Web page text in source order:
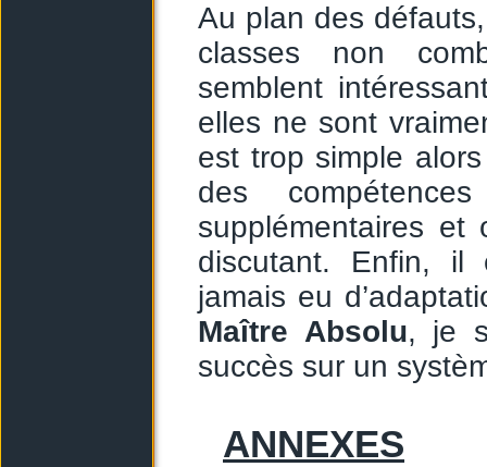
Au plan des
classes non
semblent
elles ne sont
est trop simple
des
supplémentaires
discutant. Enfin, il
jamais eu
Maître Absolu, je
succès sur un
ANNEXES